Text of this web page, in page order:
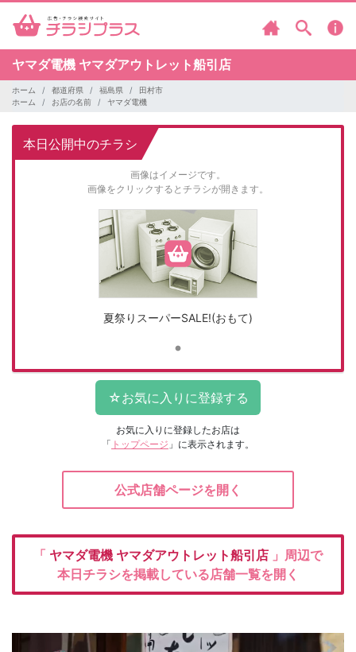
ヤマダ電機 ヤマダアウトレット船引店
ホーム 都道府県 福島県
田村市
ホーム
お店の名前 ヤマダ電機
本日公開中のチラシ
画像はイメージです。
画像をクリックするとチラシが開きます。
夏祭りスーパーSALE!(おもて)
お気に入りに登録したお店は
「 トップページ 」に表示されます。
公式店舗ページを開く
「 ヤマダ電機 ヤマダアウトレット船引店 」周辺で
本日チラシを掲載している店舗一覧を開く